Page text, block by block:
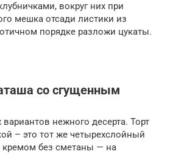
вокруг них при
мешка отсади листики из
порядке разложи цукаты.
со сгущенным
нежного десерта. Торт
– это тот же четырехслойный
кремом без сметаны — на